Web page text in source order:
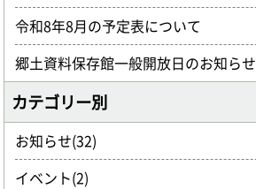
令和8年8月の予定表について
郷土資料保存館一般開放日のお知らせ
カテゴリー別
お知らせ(32)
イベント(2)